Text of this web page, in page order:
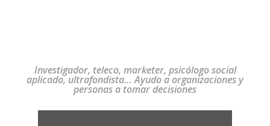
Investigador, teleco, marketer, psicólogo social
aplicado, ultrafondista… Ayudo a organizaciones y
personas a tomar decisiones